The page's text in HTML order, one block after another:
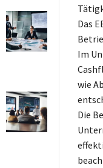
Das
Im
wie
Die